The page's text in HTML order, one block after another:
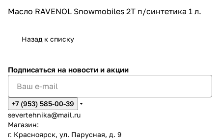
Масло RAVENOL Snowmobiles 2T п/синтетика 1 л.
Назад к списку
Подписаться на новости и акции
+7 (953) 585-00-39
severtehnika@mail.ru
Магазин:
г. Красноярск, ул. Парусная, д. 9